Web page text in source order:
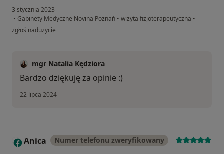
3 stycznia 2023
• Gabinety Medyczne Novina Poznań • wizyta fizjoterapeutyczna •
w opinii użytkownika AB
zgłoś nadużycie
mgr Natalia Kędziora
Bardzo dziękuję za opinie :)
22 lipca 2024
A Anica Numer telefonu zweryfikowany